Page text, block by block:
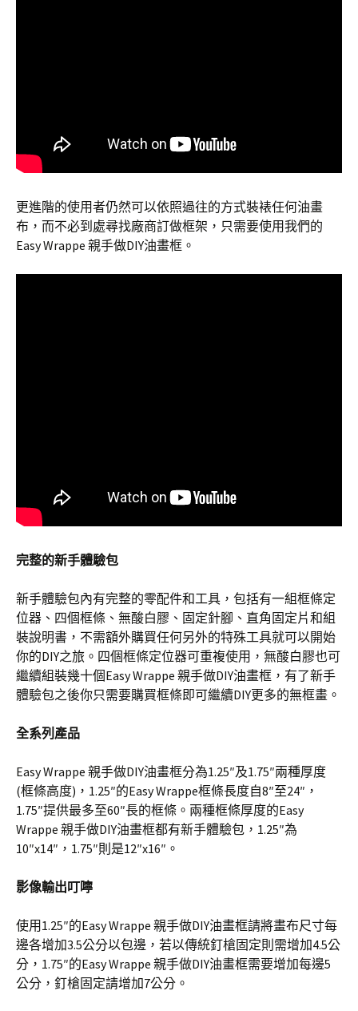
更進階的使用者仍然可以依照過往的方式裝裱任何油畫
布，而不必到處尋找廠商訂做框架，只需要使用我們的
Easy Wrappe 親手做DIY油畫框。
完整的新手體驗包
新手體驗包內有完整的零配件和工具，包括有一組框條定
位器、四個框條、無酸白膠、固定針腳、直角固定片和組
裝說明書，不需額外購買任何另外的特殊工具就可以開始
你的DIY之旅。四個框條定位器可重複使用，無酸白膠也可
繼續組裝幾十個Easy Wrappe 親手做DIY油畫框，有了新手
體驗包之後你只需要購買框條即可繼續DIY更多的無框畫。
全系列產品
Easy Wrappe 親手做DIY油畫框分為1.25″及1.75″兩種厚度
(框條高度)，1.25″的Easy Wrappe框條長度自8″至24″，
1.75″提供最多至60″長的框條。兩種框條厚度的Easy
Wrappe 親手做DIY油畫框都有新手體驗包，1.25″為
10″x14″，1.75″則是12″x16″。
影像輸出叮嚀
使用1.25″的Easy Wrappe 親手做DIY油畫框請將畫布尺寸每
邊各增加3.5公分以包邊，若以傳統釘槍固定則需增加4.5公
分，1.75″的Easy Wrappe 親手做DIY油畫框需要增加每邊5
公分，釘槍固定請增加7公分。